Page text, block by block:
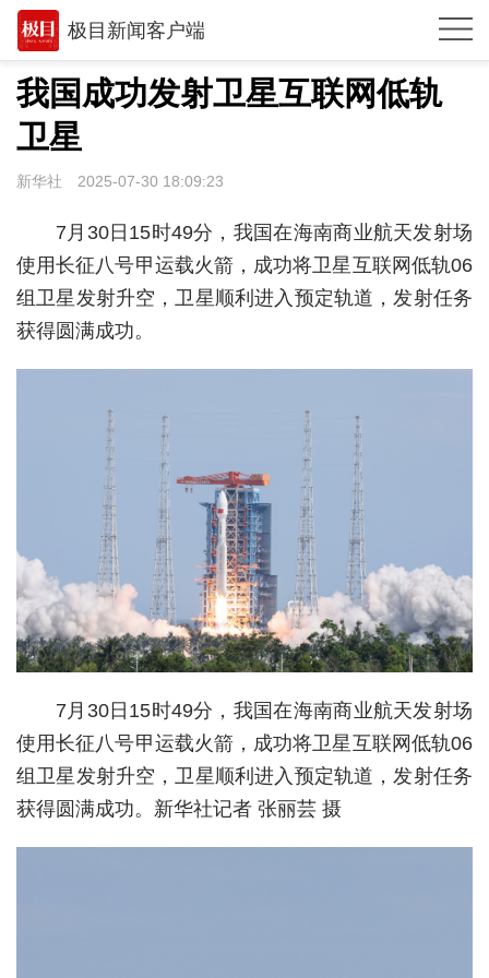
极目新闻客户端
推荐
观点
时政
武汉
世相
科教
健康
悠游
相亲
汽车
房产
消费
我国成功发射卫星互联网低轨
卫星
新华社 2025-07-30 18:09:23
7月30日15时49分，我国在海南商业航天发射场
使用长征八号甲运载火箭，成功将卫星互联网低轨06
组卫星发射升空，卫星顺利进入预定轨道，发射任务
获得圆满成功。
7月30日15时49分，我国在海南商业航天发射场
使用长征八号甲运载火箭，成功将卫星互联网低轨06
组卫星发射升空，卫星顺利进入预定轨道，发射任务
获得圆满成功。新华社记者 张丽芸 摄